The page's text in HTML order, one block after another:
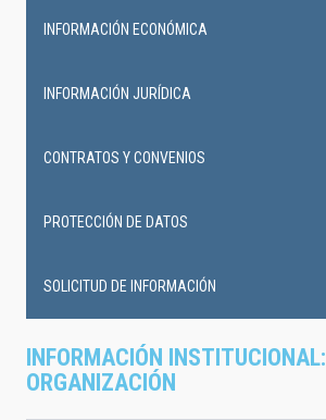
INFORMACIÓN INSTITUCIONAL:
ORGANIZACIÓN
INFORMACIÓN ECONÓMICA
INFORMACIÓN JURÍDICA
CONTRATOS Y CONVENIOS
PROTECCIÓN DE DATOS
SOLICITUD DE INFORMACIÓN